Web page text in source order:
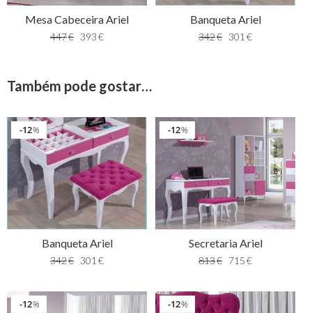
Mesa Cabeceira Ariel
447€ 393€
Banqueta Ariel
342€ 301 €
Também pode gostar…
%
12
Banqueta Ariel
342€ 301 €
%
12
Secretaria Ariel
813€ 715€
%
12 %
12